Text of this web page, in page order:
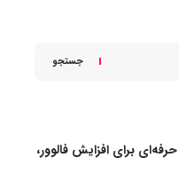
جستجو
برای افزایش فالوور،